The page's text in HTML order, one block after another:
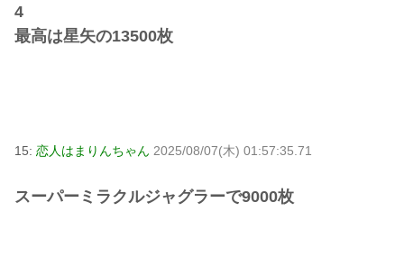
4
最高は星矢の13500枚
15: 恋人はまりんちゃん 2025/08/07(木) 01:57:35.71
スーパーミラクルジャグラーで9000枚